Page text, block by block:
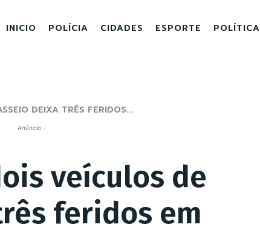
INICIO POLÍCIA CIDADES ESPORTE POLÍTICA
DEIXA TRÊS FERIDOS...
- Anúncio -
veículos de
feridos em